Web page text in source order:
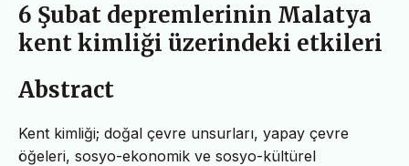
6 Şubat depremlerinin Malatya
kent kimliği üzerindeki etkileri
Abstract
Kent kimliği; doğal çevre unsurları, yapay çevre
öğeleri, sosyo-ekonomik ve sosyo-kültürel